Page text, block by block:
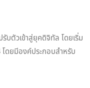
บตัวเข้าสู่ยุคดิจิทัล โดยเริ่ม
ดยมีองค์ประกอบสำหรับ